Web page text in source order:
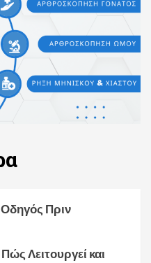
Πριν
Λειτουργεί και